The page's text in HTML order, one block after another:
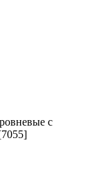
с